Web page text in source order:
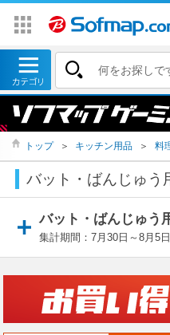
トップ ＞ キッチン用品 ＞ 料
バット・ばんじゅう
バット・ばんじゅう
集計期間：7月30日～8月5日